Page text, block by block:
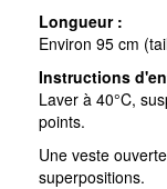
Longueur :
Environ 95 cm
Instructions
Laver à 40°C,
points.
Une veste
superpositions.